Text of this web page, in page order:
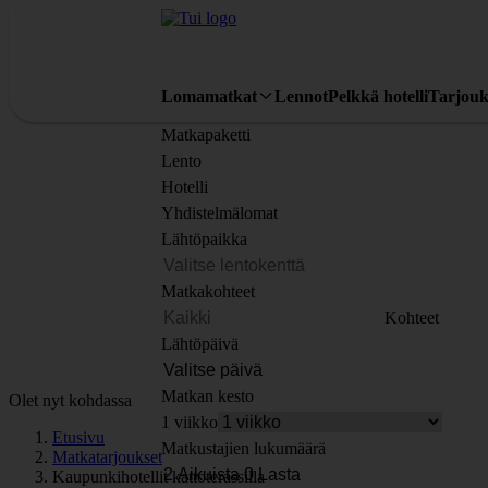
Lomamatkat LennotPelkkä hotelli
Matkapaketti
Lento
Hotelli
Yhdistelmälomat
Lähtöpaikka
Matkakohteet
Kohteet
Lähtöpäivä
Matkan kesto
1 viikko
Matkustajien lukumäärä
Olet nyt kohdassa
Etusivu
Matkatarjoukset
Kaupunkihotellit kattoterassilla